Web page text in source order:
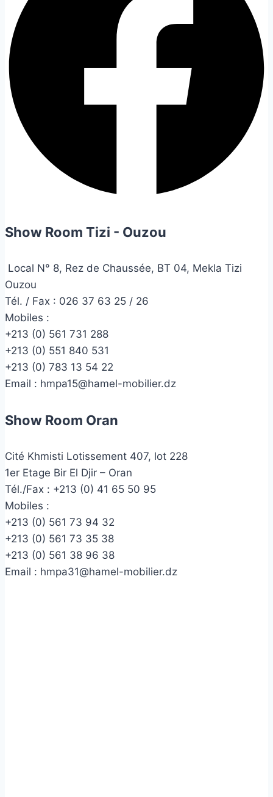
Show Room Tizi - Ouzou
Local N° 8, Rez de Chaussée, BT 04, Mekla Tizi
Ouzou
Tél. / Fax : 026 37 63 25 / 26
Mobiles :
+213 (0) 561 731 288
+213 (0) 551 840 531
+213 (0) 783 13 54 22
Email : hmpa15@hamel-mobilier.dz
Show Room Oran
Cité Khmisti Lotissement 407, lot 228
1er Etage Bir El Djir – Oran
Tél./Fax : +213 (0) 41 65 50 95
Mobiles :
+213 (0) 561 73 94 32
+213 (0) 561 73 35 38
+213 (0) 561 38 96 38
Email : hmpa31@hamel-mobilier.dz